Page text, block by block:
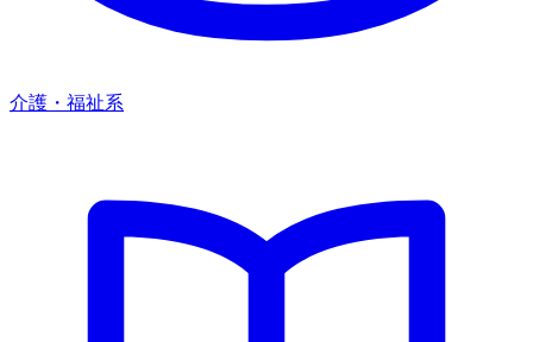
介護・福祉系